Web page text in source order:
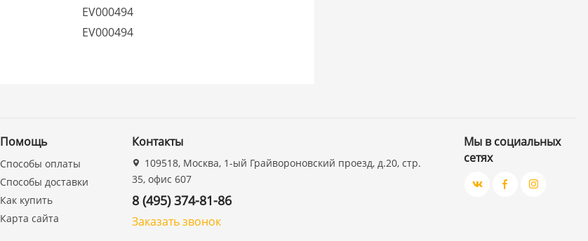
EV000494
EV000494
Помощь
Способы оплаты
Способы доставки
Как купить
Карта сайта
Контакты
109518, Москва, 1-ый Грайвороновский проезд, д.20, стр.
35, офис 607
8 (495) 374-81-86
Заказать звонок
Мы в социальных
сетях